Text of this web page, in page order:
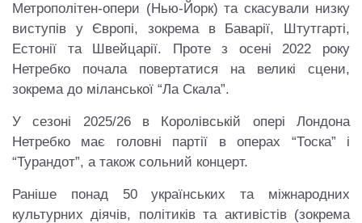
Метрополітен-опери (Нью-Йорк) та скасували низку
виступів у Європі, зокрема в Баварії, Штутгарті,
Естонії та Швейцарії. Проте з осені 2022 року
Нетребко почала повертатися на великі сцени,
зокрема до міланської “Ла Скала”.
У сезоні 2025/26 в Королівській опері Лондона
Нетребко має головні партії в операх “Тоска” і
“Турандот”, а також сольний концерт.
Раніше понад 50 українських та міжнародних
культурних діячів, політиків та активістів (зокрема